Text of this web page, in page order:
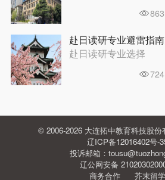
863
赴日读研专业选择
724
© 2006-2026 大连拓中教育科技股份
辽ICP备12016402号-
投诉邮箱：
辽公网安备
商务合作
芥末留学